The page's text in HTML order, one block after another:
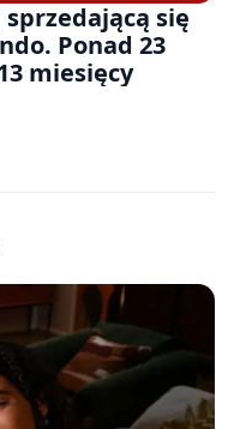
się
Ponad 23
miesięcy